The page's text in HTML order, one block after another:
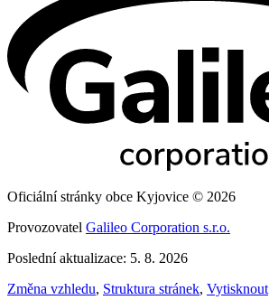
Oficiální stránky obce Kyjovice © 2026
Provozovatel Galileo Corporation s.r.o.
Poslední aktualizace: 5. 8. 2026
Změna vzhledu, Struktura stránek, Vytisknout